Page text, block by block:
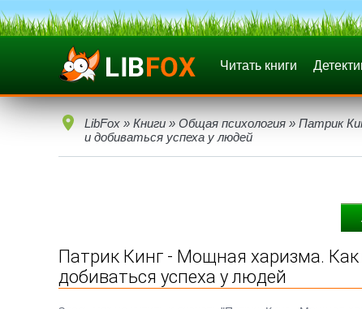
Читать книги
LibFox » Книги » Общая психология » Патрик
и добиваться успеха у людей
Патрик Кинг - Мощная харизма. Как
добиваться успеха у людей